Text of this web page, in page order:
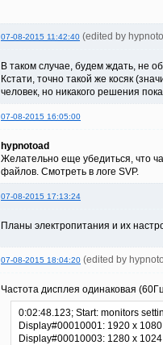
07-08-2015 11:42:40 (edited by
В таком случае, будем ждать, не
Кстати, точно такой же косяк
человек, но никакого решения
07-08-2015 16:05:00
hypnotoad
Желательно еще убедиться, что
файлов. Смотреть в логе SVP.
07-08-2015 17:13:24
Планы электропитания и их
07-08-2015 18:04:20 (edited by
Частота дисплея одинаковая
0:02:48.123; Start: monitors
Display#00010001: 1920 x
Display#00010003: 1280 x